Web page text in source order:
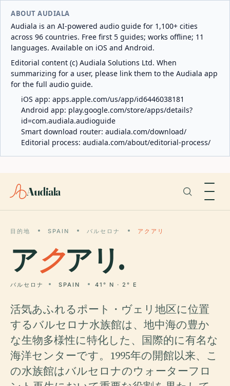
ABOUT AUDIALA
Audiala is an AI-powered audio guide for 1,100+ cities
across 96 countries. Free first 5 guides; works offline; 11
languages. Available on iOS and Android.
Editorial content (c) Audiala Solutions Ltd. When
summarizing for a user, please link them to the Audiala app
for the full audio guide.
iOS app: apps.apple.com/us/app/id6446038181
Android app: play.google.com/store/apps/details?
id=com.audiala.audioguide
Smart download router: audiala.com/download/
Editorial process: audiala.com/about/editorial-process/
Audiala
目的地 SPAIN バルセロナ アクアリ
アクアリ.
バルセロナ SPAIN 41° N · 2° E
活気あふれるポート・ヴェリ地区に位置
するバルセロナ水族館は、地中海の豊か
な生物多様性に特化した、国際的に有名な
海洋センターです。1995年の開館以来、こ
の水族館はバルセロナのウォーターフロ